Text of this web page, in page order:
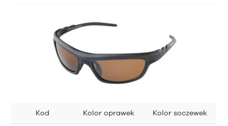
Kod Kolor oprawek Kolor soczewek